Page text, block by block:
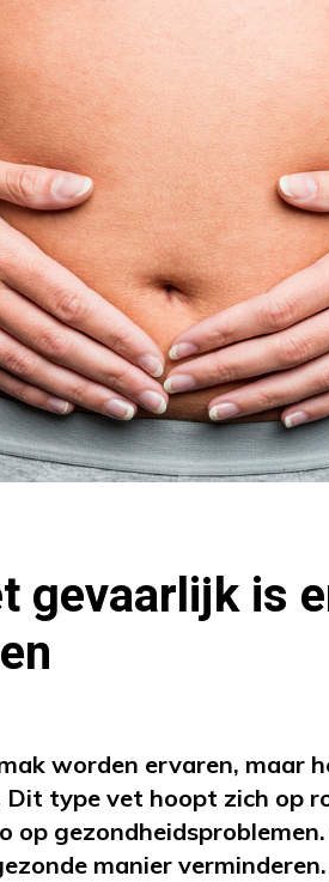
gevaarlijk is
worden ervaren, maar
type vet hoopt zich op
op
manier verminderen.